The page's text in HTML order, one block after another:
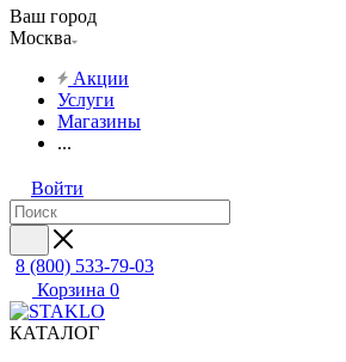
Ваш город
Москва
Акции
Услуги
Магазины
...
Войти
8 (800) 533-79-03
Корзина 0
КАТАЛОГ